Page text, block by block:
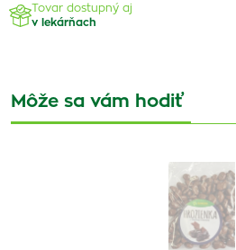
Tovar dostupný aj
v lekárňach
Môže sa vám hodiť